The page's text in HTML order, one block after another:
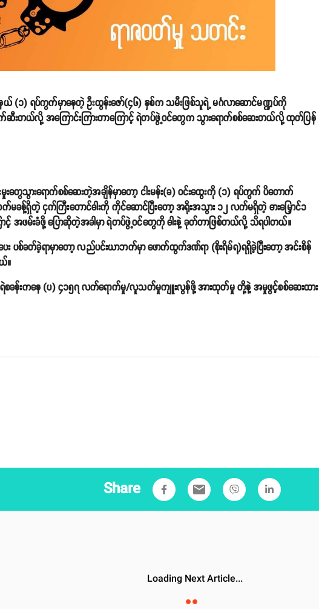
(၁) ရပ်ကွက်မှာနေတဲ့ ဦးထွန်းဇော်(၄၆) နှစ်က သမီးဖြစ်သူရဲ့ မင်္ဂလာဆောင်မဏ္ဍပ်ကို
ဖျက်ဆီးတယ်လို့ အကြောင်းကြားတာကြောင့် ရဲတပ်ဖွဲ့ဝင်တွေက သွားရောက်စစ်ဆေးတယ်လို့ ထုတ်ပြန်
ေသွားရောက်စစ်ဆေးတဲ့အချိန်မှာတော့ ငါးမန်း(ခ) ဝင်းထွေးကို (၁) ရပ်ကွက် ပိတောက်
ခန့်ရှိတဲ့ ငှက်ကြီးတောင်ဓါးကို ကိုင်ဆောင်ပြီးတော့ အရိုးအသွား ၁၂ လက်မရှိတဲ့ ဓားမြှောင်၁
ြောင့် အဖမ်းခံဖို့ ပြောဆိုတဲ့အခါမှာ ရဲတပ်ဖွဲ့ဝင်တွေကို ဓါးနဲ့ ခုတ်တာဖြစ်တယ်လို့ သိရပါတယ်။
ပစ်ခတ်ခဲ့ရာမှာတော့ လည်ပင်းယာဘက်မှာ ဖောက်ထွက်ဒဏ်ရာ (စိုးရိမ်ရ)ရရှိခဲ့ပြီးတော့ အင်းစိန်
။
ခန်းကနေ (ပ) ၄၁၅၇ လက်ရောက်မှု/လူသတ်မှုကျူးလွန်ဖို့ အားထုတ်မှု တို့နဲ့ အမှုဖွင့်စစ်ဆေးထား
Share email